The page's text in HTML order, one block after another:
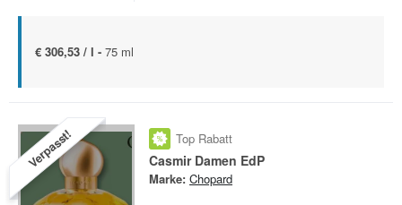
€ 306,53 / l - 75 ml
Verpasst! Top Rabatt
Casmir Damen EdP
Marke: Chopard